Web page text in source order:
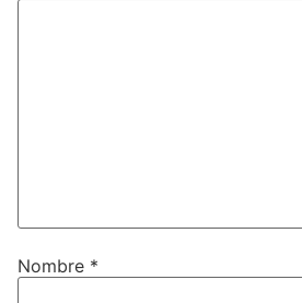
Nombre *